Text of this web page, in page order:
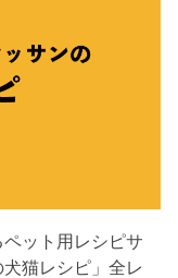
ット用レシピサ
猫レシピ」全レ